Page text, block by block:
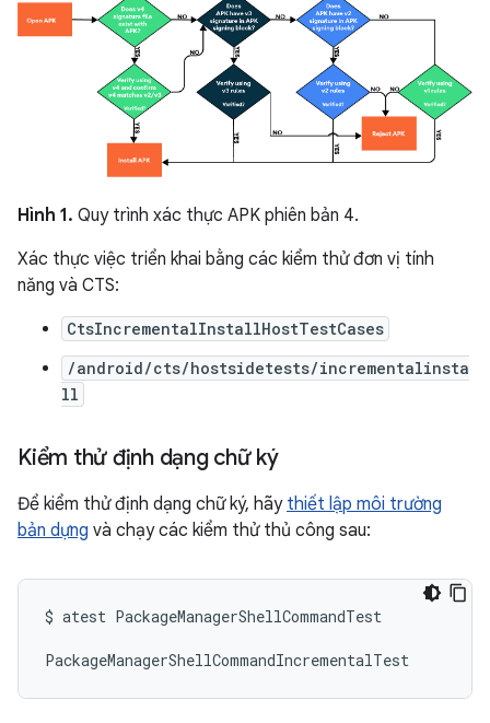
Hình 1. Quy trình xác thực APK phiên bản 4.
Xác thực việc triển khai bằng các kiểm thử đơn vị tính
năng và CTS:
CtsIncrementalInstallHostTestCases
/android/cts/hostsidetests/incrementalinsta
ll
Kiểm thử định dạng chữ ký
Để kiểm thử định dạng chữ ký, hãy thiết lập môi trường
bản dựng và chạy các kiểm thử thủ công sau:
$ atest PackageManagerShellCommandTest
PackageManagerShellCommandIncrementalTest